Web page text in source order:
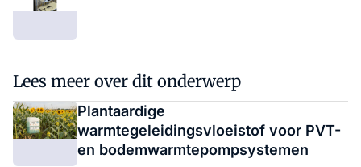
Lees meer over dit onderwerp
Plantaardige
warmtegeleidingsvloeistof voor PVT-
en bodemwarmtepompsystemen